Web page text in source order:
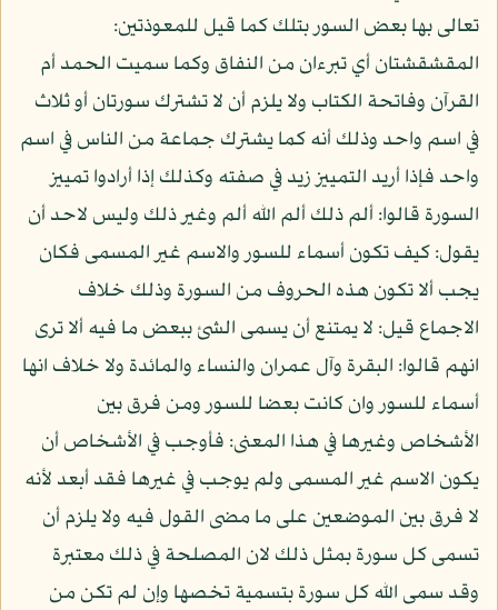
تعالى بها بعض السور بتلك كما قيل للمعوذتين:
المقشقشتان أي تبرءان من النفاق وكما سميت الحمد أم
القرآن وفاتحة الكتاب ولا يلزم أن لا تشترك سورتان أو ثلاث
في اسم واحد وذلك أنه كما يشترك جماعة من الناس في اسم
واحد فإذا أريد التمييز زيد في صفته وكذلك إذا أرادوا تمييز
السورة قالوا: ألم ذلك ألم الله ألم وغير ذلك وليس لاحد أن
يقول: كيف تكون أسماء للسور والاسم غير المسمى فكان
يجب ألا تكون هذه الحروف من السورة وذلك خلاف
الاجماع قيل: لا يمتنع أن يسمى الشئ ببعض ما فيه ألا ترى
انهم قالوا: البقرة وآل عمران والنساء والمائدة ولا خلاف انها
أسماء للسور وان كانت بعضا للسور ومن فرق بين
الأشخاص وغيرها في هذا المعنى: فأوجب في الأشخاص أن
يكون الاسم غير المسمى ولم يوجب في غيرها فقد أبعد لأنه
لا فرق بين الموضعين على ما مضى القول فيه ولا يلزم أن
تسمى كل سورة بمثل ذلك لان المصلحة في ذلك معتبرة
وقد سمى الله كل سورة بتسمية تخصها وإن لم تكن من